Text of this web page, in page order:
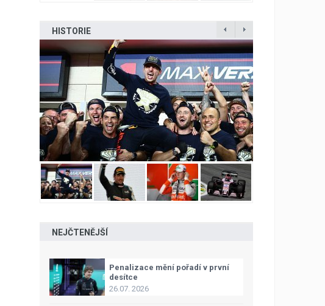
HISTORIE
NEJČTENĚJŠÍ
Penalizace mění pořadí v první
desítce
26.07. 2026